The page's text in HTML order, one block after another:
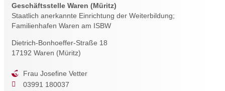
Geschäftsstelle Waren (Müritz)
Staatlich anerkannte Einrichtung der Weiterbildung;
Familienhafen Waren am ISBW
Dietrich-Bonhoeffer-Straße 18
17192 Waren (Müritz)
Frau Josefine Vetter
03991 180037